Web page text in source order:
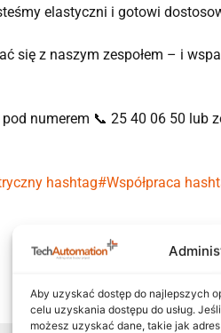
Aby uzyskać dostęp do najlepszych
celu uzyskania dostępu do usług.
możesz uzyskać dane, takie jak
elastyczni i gotowi
się z naszym zespołem – i
numerem 📞 25 40 06 50 lub
hashtag#Współpraca
Zachęcamy do